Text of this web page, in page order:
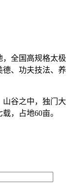
全国高规格太极
德、功夫技法、养
谷之中，独门大
，占地60亩。